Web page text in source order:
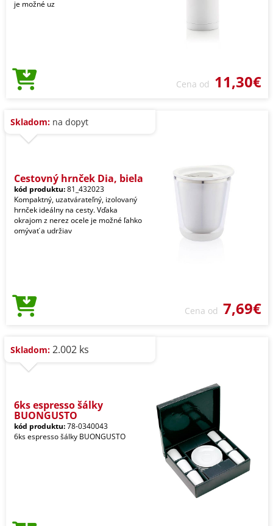
je možné uz
Cena od 11,30€
Skladom: na dopyt
Cestovný hrnček Dia, biela
kód produktu:81_432023
Kompaktný, uzatvárateľný, izolovaný
hrnček ideálny na cesty. Vďaka
okrajom z nerez ocele je možné ľahko
omývať a udržiav
Cena od 7,69€
Skladom: 2.002 ks
6ks espresso šálky
BUONGUSTO
kód produktu:78-0340043
6ks espresso šálky BUONGUSTO